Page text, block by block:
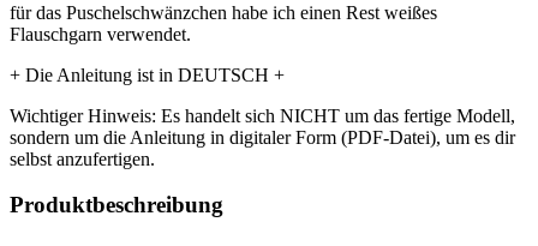
für das Puschelschwänzchen habe ich einen Rest weißes
Flauschgarn verwendet.
+ Die Anleitung ist in DEUTSCH +
Wichtiger Hinweis: Es handelt sich NICHT um das fertige Modell,
sondern um die Anleitung in digitaler Form (PDF-Datei), um es dir
selbst anzufertigen.
Produktbeschreibung